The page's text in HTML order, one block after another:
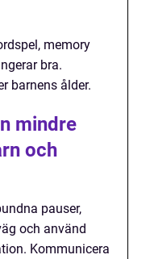
memory
bra.
barnens ålder.
mindre
och
pauser,
och använd
Kommunicera